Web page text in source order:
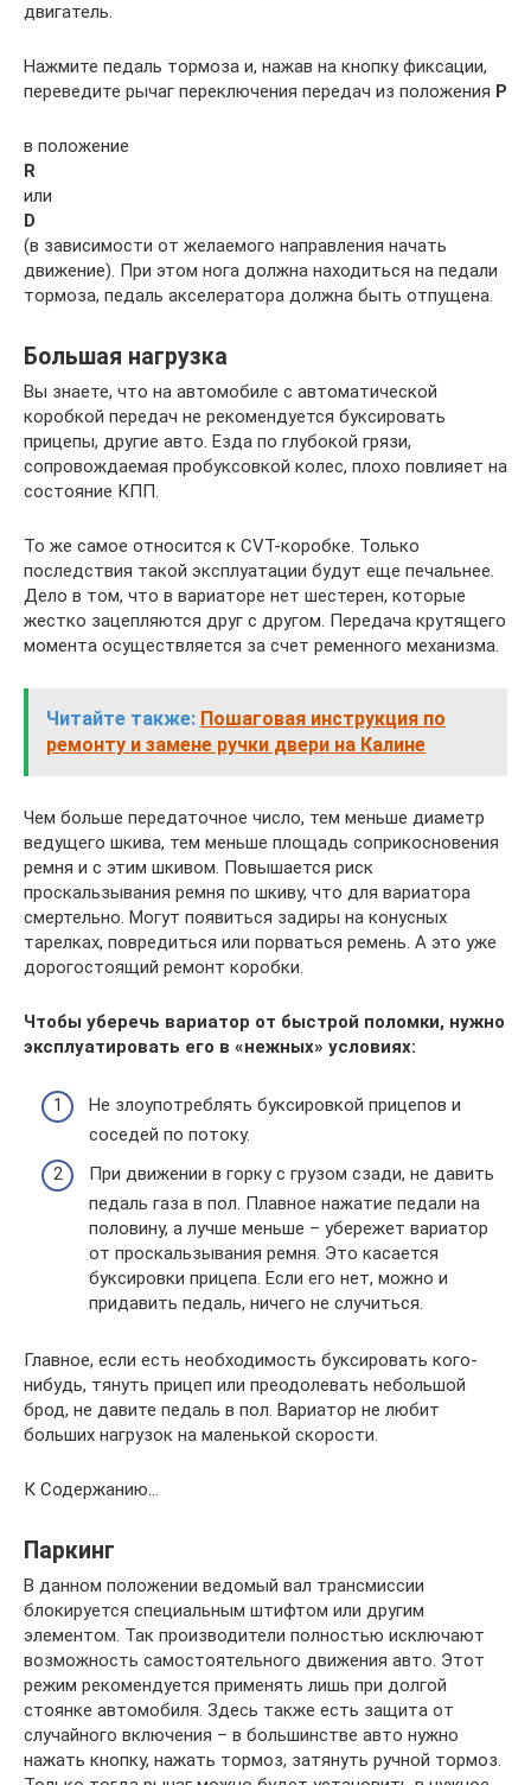
двигатель.
Нажмите педаль тормоза и, нажав на кнопку фиксации,
переведите рычаг переключения передач из положения P
в положение
R
или
D
(в зависимости от желаемого направления начать
движение). При этом нога должна находиться на педали
тормоза, педаль акселератора должна быть отпущена.
Большая нагрузка
Вы знаете, что на автомобиле с автоматической
коробкой передач не рекомендуется буксировать
прицепы, другие авто. Езда по глубокой грязи,
сопровождаемая пробуксовкой колес, плохо повлияет на
состояние КПП.
То же самое относится к CVT-коробке. Только
последствия такой эксплуатации будут еще печальнее.
Дело в том, что в вариаторе нет шестерен, которые
жестко зацепляются друг с другом. Передача крутящего
момента осуществляется за счет ременного механизма.
Читайте также: Пошаговая инструкция по
ремонту и замене ручки двери на Калине
Чем больше передаточное число, тем меньше диаметр
ведущего шкива, тем меньше площадь соприкосновения
ремня и с этим шкивом. Повышается риск
проскальзывания ремня по шкиву, что для вариатора
смертельно. Могут появиться задиры на конусных
тарелках, повредиться или порваться ремень. А это уже
дорогостоящий ремонт коробки.
Чтобы уберечь вариатор от быстрой поломки, нужно
эксплуатировать его в «нежных» условиях:
Не злоупотреблять буксировкой прицепов и
соседей по потоку.
При движении в горку с грузом сзади, не давить
педаль газа в пол. Плавное нажатие педали на
половину, а лучше меньше – убережет вариатор
от проскальзывания ремня. Это касается
буксировки прицепа. Если его нет, можно и
придавить педаль, ничего не случиться.
Главное, если есть необходимость буксировать кого-
нибудь, тянуть прицеп или преодолевать небольшой
брод, не давите педаль в пол. Вариатор не любит
больших нагрузок на маленькой скорости.
К Содержанию…
Паркинг
В данном положении ведомый вал трансмиссии
блокируется специальным штифтом или другим
элементом. Так производители полностью исключают
возможность самостоятельного движения авто. Этот
режим рекомендуется применять лишь при долгой
стоянке автомобиля. Здесь также есть защита от
случайного включения – в большинстве авто нужно
нажать кнопку, нажать тормоз, затянуть ручной тормоз.